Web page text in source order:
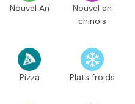
Nouvel An
Nouvel an
chinois
Pizza Plats froids